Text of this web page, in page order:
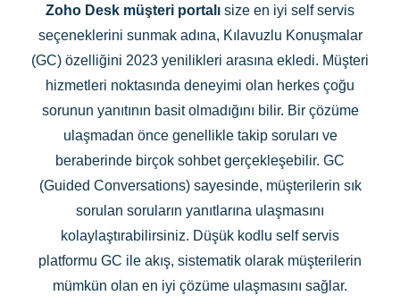
Zoho Desk müşteri portalı size en iyi self servis
seçeneklerini sunmak adına, Kılavuzlu Konuşmalar
(GC) özelliğini 2023 yenilikleri arasına ekledi. Müşteri
hizmetleri noktasında deneyimi olan herkes çoğu
sorunun yanıtının basit olmadığını bilir. Bir çözüme
ulaşmadan önce genellikle takip soruları ve
beraberinde birçok sohbet gerçekleşebilir. GC
(Guided Conversations) sayesinde, müşterilerin sık
sorulan soruların yanıtlarına ulaşmasını
kolaylaştırabilirsiniz. Düşük kodlu self servis
platformu GC ile akış, sistematik olarak müşterilerin
mümkün olan en iyi çözüme ulaşmasını sağlar.